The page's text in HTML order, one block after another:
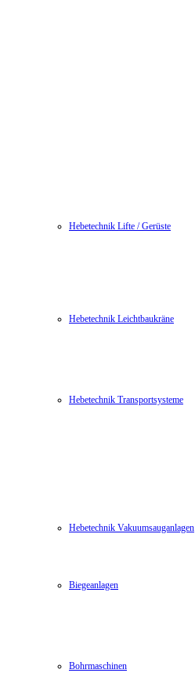
Hebetechnik Lifte / Gerüste
Hebetechnik Leichtbaukräne
Hebetechnik Transportsysteme
Hebetechnik Vakuumsauganlagen
Biegeanlagen
Bohrmaschinen